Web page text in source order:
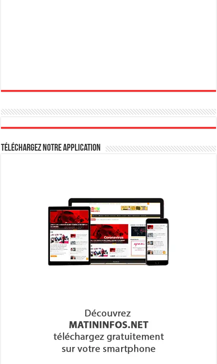
Téléchargez notre Application